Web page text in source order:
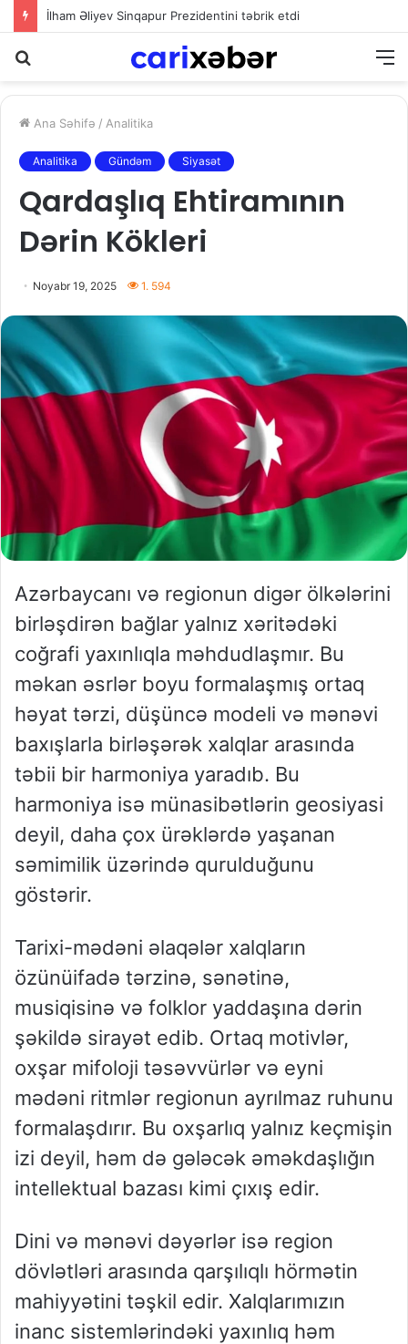
İlham Əliyev Sinqapur Prezidentini təbrik etdi
Ana Səhifə / Analitika
Analitika Gündəm Siyasət
Qardaşlıq Ehtiramının
Dərin Kökleri
Noyabr 19, 2025 1. 594
Azərbaycanı və regionun digər ölkələrini
birləşdirən bağlar yalnız xəritədəki
coğrafi yaxınlıqla məhdudlaşmır. Bu
məkan əsrlər boyu formalaşmış ortaq
həyat tərzi, düşüncə modeli və mənəvi
baxışlarla birləşərək xalqlar arasında
təbii bir harmoniya yaradıb. Bu
harmoniya isə münasibətlərin geosiyasi
deyil, daha çox ürəklərdə yaşanan
səmimilik üzərində qurulduğunu
göstərir.
Tarixi-mədəni əlaqələr xalqların
özünüifadə tərzinə, sənətinə,
musiqisinə və folklor yaddaşına dərin
şəkildə sirayət edib. Ortaq motivlər,
oxşar mifoloji təsəvvürlər və eyni
mədəni ritmlər regionun ayrılmaz ruhunu
formalaşdırır. Bu oxşarlıq yalnız keçmişin
izi deyil, həm də gələcək əməkdaşlığın
intellektual bazası kimi çıxış edir.
Dini və mənəvi dəyərlər isə region
dövlətləri arasında qarşılıqlı hörmətin
mahiyyətini təşkil edir. Xalqlarımızın
inanc sistemlərindəki yaxınlıq həm